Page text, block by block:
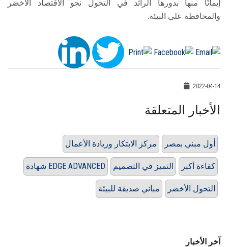
إيمانًا منها بدورها الرائد في التحول نحو الاقتصاد الأخضر
والمحافظة على البيئة.
2022-04-14
الأخبار المتعلقة
مركز الابتكار وريادة الأعمال أول مبني بمصر
شهادة EDGE ADVANCED التميز في التصميم كفاءة أكبر
مباني صديقة للبيئة التحول الأخضر
آخر الأخبار